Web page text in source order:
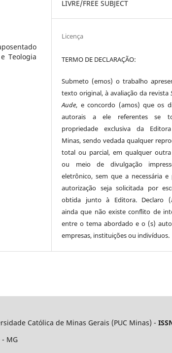
Teologia
LIVRE/FREE SUBJECT
Licença
TERMO DE DECLARAÇÃO:
Submeto (emos) o trabalho
texto original, à avaliação da revista
Aude, e concordo (amos) que os
autorais a ele referentes se
propriedade exclusiva da
Minas, sendo vedada qualquer
total ou parcial, em qualquer
ou meio de divulgação
eletrônico, sem que a necessária e
autorização seja solicitada por
obtida junto à Editora. Declaro
ainda que não existe conflito de
entre o tema abordado e o (s)
empresas, instituições ou indivíduos.
Católica de Minas Gerais (PUC Minas) -
- MG